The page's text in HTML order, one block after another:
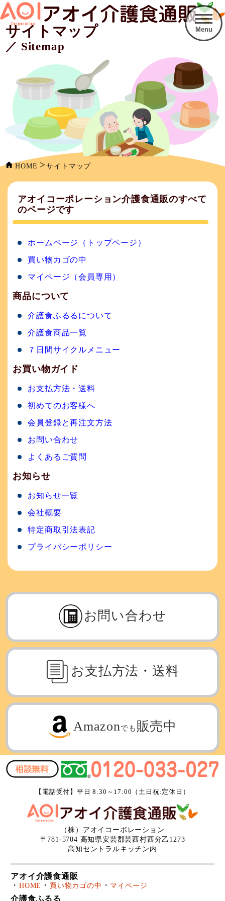
Menu
サイトマップ
／ Sitemap
HOME サイトマップ
アオイコーポレーション介護食通販のすべて
のページです
ホームページ（トップページ）
買い物カゴの中
マイページ（会員専用）
商品について
介護食ふるるについて
介護食商品一覧
７日間サイクルメニュー
お買い物ガイド
お支払方法・送料
初めてのお客様へ
会員登録と再注文方法
お問い合わせ
よくあるご質問
お知らせ
お知らせ一覧
会社概要
特定商取引法表記
プライバシーポリシー
お問い合わせ
お支払方法・送料
Amazonでも 販売中
【電話受付】平日 8:30～17:00（土日祝:定休日）
（株）アオイコーポレーション
〒781-5704 高知県安芸郡芸西村西分乙1273
高知セントラルキッチン内
アオイ介護食通販
HOME 買い物カゴの中 マイページ
介護食ふるる